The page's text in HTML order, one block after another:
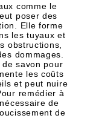
comme le
poser des
Elle forme
les tuyaux et
obstructions,
dommages.
savon pour
les coûts
et peut nuire
remédier à
de
de